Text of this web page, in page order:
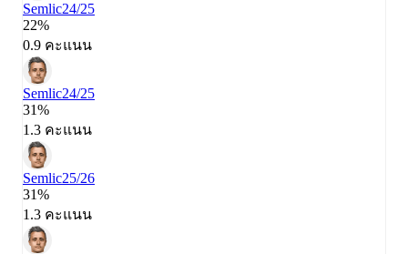
Semlic24/25
22%
0.9 คะแนน
Semlic24/25
31%
1.3 คะแนน
Semlic25/26
31%
1.3 คะแนน